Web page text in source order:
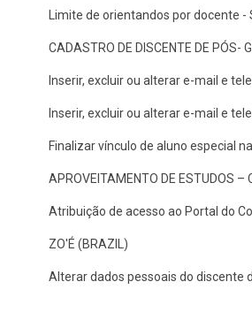
Limite de orientandos por docente -
CADASTRO DE DISCENTE DE PÓS-
Inserir, excluir ou alterar e-mail e
Inserir, excluir ou alterar e-mail e
Finalizar vínculo de aluno especial
APROVEITAMENTO DE ESTUDOS
Atribuição de acesso ao Portal do
ZO'É (BRAZIL)
Alterar dados pessoais do discente